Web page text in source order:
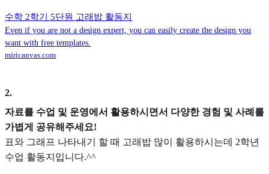
수학 2학기 5단원 고래밥 활동지
Even if you are not a design expert, you can easily create the design you
want with free templates.
miricanvas.com
2.
자료를 수업 및 운영에서 활용하시면서 다양한 경험 및 사례를
가볍게 공유해주세요!
표와 그래프 나타내기 할 때 고래밥 많이 활용하시는데 2학년
수업 활동지입니다.^^